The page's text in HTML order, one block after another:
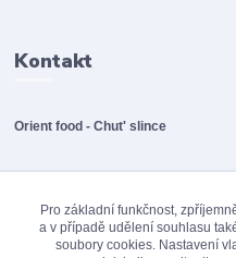
Kontakt
Orient food - Chut' slince
Pro základní funkčnost,
a v případě udělení souhlasu
soubory cookies. Nastavení